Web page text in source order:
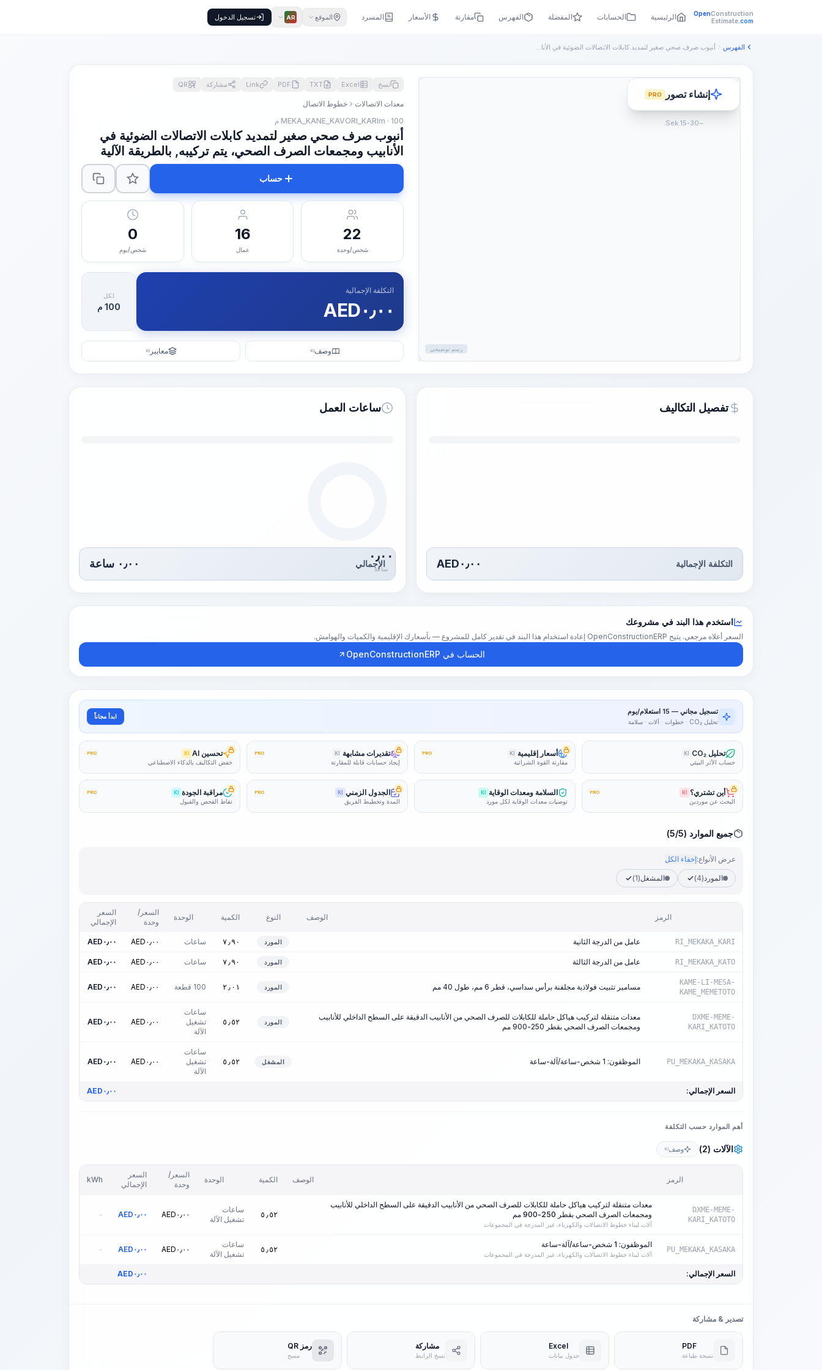
OpenConstruction
Estimate.com الرئيسية الحسابات المفضلة الفهرس مقارنة الأسعار المسرد الموقع AR تسجيل الدخول
الفهرس أنبوب صرف صحي صغير لتمديد كابلات الاتصالات الضوئية في الأناب...
رسم توضيحي
إنشاء تصور PRO
~15-30 Sek.
نسخ Excel
TXT
PDF
Link مشاركة QR
معدات الاتصالات
خطوط الاتصال
MEKA_KANE_KAVORI_KARIm · 100 م
أنبوب صرف صحي صغير لتمديد كابلات الاتصالات الضوئية في
الأنابيب ومجمعات الصرف الصحي، يتم تركيبه, بالطريقة الآلية
حساب
22
شخص/وحدة
16
عمال
0
شخص/يوم
التكلفة الإجمالية
AED٠٫٠٠
لكل
100 م
وصفKI معايير KI
تفصيل التكاليف
التكلفة الإجمالية AED٠٫٠٠
ساعات العمل
٠٫٠٠
ساعة
الإجمالي ٠٫٠٠ ساعة
استخدم هذا البند في مشروعك
السعر أعلاه مرجعي. يتيح OpenConstructionERP إعادة استخدام هذا البند في تقدير كامل للمشروع — بأسعارك الإقليمية والكميات والهوامش.
الحساب في OpenConstructionERP
تسجيل مجاني — 15 استعلام/يوم
تحليل CO₂ · خطوات · آلات · سلامة
ابدأ مجاناً
تحليل CO₂ KI
حساب الأثر البيئي
أسعار إقليمية KI
PRO
مقارنة القوة الشرائية
تقديرات مشابهة KI
PRO
إيجاد حسابات قابلة للمقارنة
تحسين AI KI
PRO
خفض التكاليف بالذكاء الاصطناعي
أين تشتري؟ KI
PRO
البحث عن موردين
السلامة ومعدات الوقاية KI
توصيات معدات الوقاية لكل مورد
الجدول الزمني KI
PRO
المدة وتخطيط الفريق
مراقبة الجودة KI
PRO
نقاط الفحص والقبول
جميع الموارد (5/5)
عرض الأنواع:إخفاء الكل
المورد(4) المشغل(1)
الرمز الوصف النوع الكمية الوحدة
السعر/
وحدة
السعر
الإجمالي
RI_MEKAKA_KARI عامل من الدرجة الثانية المورد ٧٫٩٠ ساعات AED ٠٫٠٠ AED ٠٫٠٠
RI_MEKAKA_KATO عامل من الدرجة الثالثة المورد ٧٫٩٠ ساعات AED ٠٫٠٠ AED ٠٫٠٠
KAME-LI-MESA-
KAME_MEMETOTO
مسامير تثبيت فولاذية مجلفنة برأس سداسي، قطر 6 مم، طول 40 مم المورد ٢٫٠١ 100 قطعة AED ٠٫٠٠ AED ٠٫٠٠
DXME-MEME-
KARI_KATOTO
معدات متنقلة لتركيب هياكل حاملة للكابلات للصرف الصحي من الأنابيب الدقيقة على السطح الداخلي للأنابيب
ومجمعات الصرف الصحي بقطر 250-900 مم
المورد ٥٫٥٢
ساعات
تشغيل
الآلة
AED ٠٫٠٠ AED ٠٫٠٠
PU_MEKAKA_KASAKA الموظفون: 1 شخص-ساعة/آلة-ساعة المشغل ٥٫٥٢
ساعات
تشغيل
الآلة
AED ٠٫٠٠ AED ٠٫٠٠
السعر الإجمالي: AED ٠٫٠٠
أهم الموارد حسب التكلفة
الآلات (2) وصفKI
الرمز الوصف الكمية الوحدة
السعر/
وحدة
السعر
الإجمالي
kWh
DXME-MEME-
KARI_KATOTO
معدات متنقلة لتركيب هياكل حاملة للكابلات للصرف الصحي من الأنابيب الدقيقة على السطح الداخلي للأنابيب
ومجمعات الصرف الصحي بقطر 250-900 مم
آلات لبناء خطوط الاتصالات والكهرباء، غير المدرجة في المجموعات
٥٫٥٢
ساعات
تشغيل الآلة
AED ٠٫٠٠ AED ٠٫٠٠ -
PU_MEKAKA_KASAKA
الموظفون: 1 شخص-ساعة/آلة-ساعة
آلات لبناء خطوط الاتصالات والكهرباء، غير المدرجة في المجموعات
٥٫٥٢
ساعات
تشغيل الآلة
AED ٠٫٠٠ AED ٠٫٠٠ -
السعر الإجمالي: AED ٠٫٠٠
تصدير & مشاركة
PDF
نسخة طباعة
Excel
جدول بيانات
مشاركة
نسخ الرابط
رمز QR
مسح